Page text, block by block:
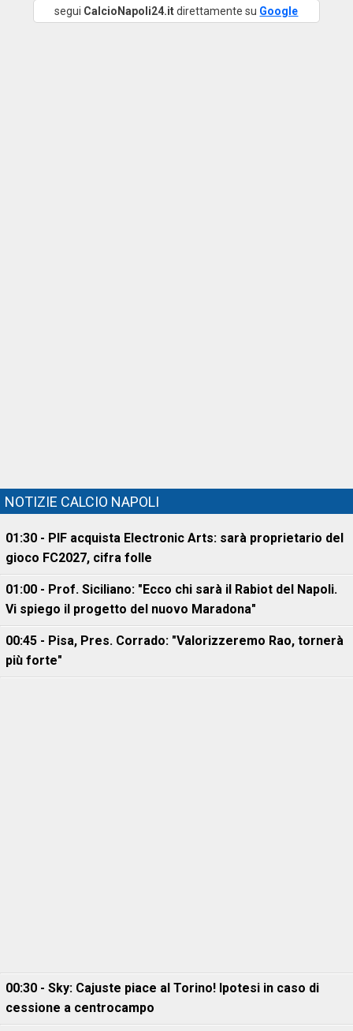
segui CalcioNapoli24.itdirettamente su Google
NOTIZIE CALCIO NAPOLI
01:30 - PIF acquista Electronic Arts: sarà proprietario del
gioco FC2027, cifra folle
01:00 - Prof. Siciliano: "Ecco chi sarà il Rabiot del Napoli.
Vi spiego il progetto del nuovo Maradona"
00:45 - Pisa, Pres. Corrado: "Valorizzeremo Rao, tornerà
più forte"
00:30 - Sky: Cajuste piace al Torino! Ipotesi in caso di
cessione a centrocampo